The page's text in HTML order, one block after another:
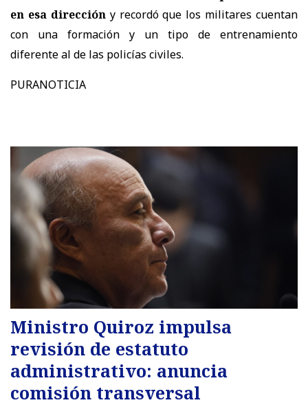
en esa direccióny recordó que los militares cuentan
con una formación y un tipo de entrenamiento
diferente al de las policías civiles.
PURANOTICIA
Ministro Quiroz impulsa
revisión de estatuto
administrativo: anuncia
comisión transversal